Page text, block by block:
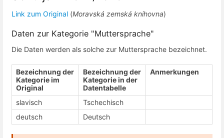
Link zum Original (Moravská zemská knihovna)
Daten zur Kategorie "Muttersprache"
Die Daten werden als solche zur Muttersprache bezeichnet.
Bezeichnung der
Kategorie im
Original
Bezeichnung der
Kategorie in der
Datentabelle
Anmerkungen
slavisch
Tschechisch
deutsch
Deutsch